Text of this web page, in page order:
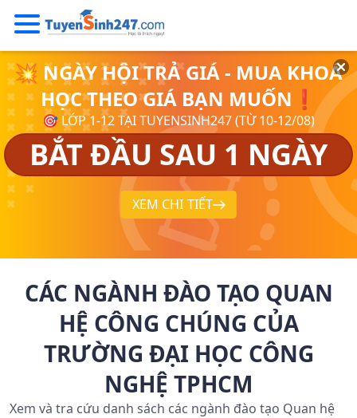
💥 NGÀY HỘI TRẢ GIÁ - MUA KHOÁ
HỌC THEO GIÁ BẠN MUỐN❗
🎯 LỚP 1-12 TẠI TUYENSINH247 (TỪ 10-12/08)
BẮT ĐẦU SAU 1 NGÀY
XEM CHI TIẾT
CÁC NGÀNH ĐÀO TẠO QUAN
HỆ CÔNG CHÚNG CỦA
TRƯỜNG ĐẠI HỌC CÔNG
NGHỆ TPHCM
Xem và tra cứu danh sách các ngành đào tạo Quan hệ